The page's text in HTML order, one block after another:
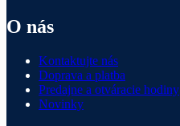
O nás
Kontaktujte nás
Doprava a platba
Predajne a otváracie hodiny
Novinky